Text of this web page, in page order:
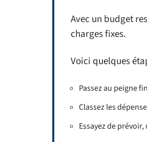
Avec un budget
charges fixes.
Voici quelques
Passez au peigne
Classez les
Essayez de